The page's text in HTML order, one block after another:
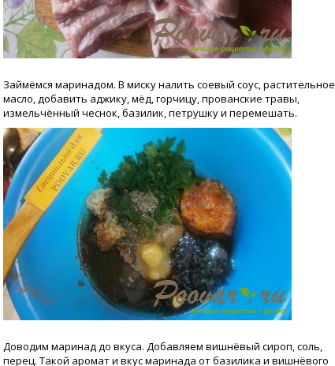
Займёмся маринадом. В миску налить соевый соус, растительное
масло, добавить аджику, мёд, горчицу, прованские травы,
измельчённый чеснок, базилик, петрушку и перемешать.
Доводим маринад до вкуса. Добавляем вишнёвый сироп, соль,
перец. Такой аромат и вкус маринада от базилика и вишнёвого